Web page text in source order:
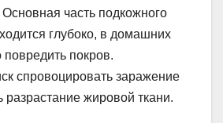
часть подкожного
глубоко, в домашних
покров.
спровоцировать заражение
разрастание жировой ткани.